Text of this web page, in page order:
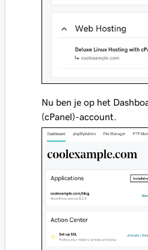
Nu ben je op het
(cPanel)-account.